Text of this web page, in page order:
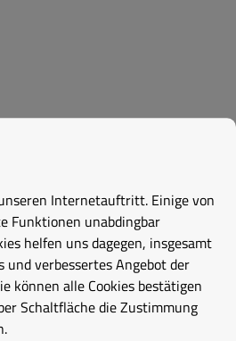
von unserer Arbeit. Hier
unserer Projekte.
Internetauftritt. Einige von
Funktionen unabdingbar
helfen uns dagegen, insgesamt
verbessertes Angebot der
können alle Cookies bestätigen
Schaltfläche die Zustimmung